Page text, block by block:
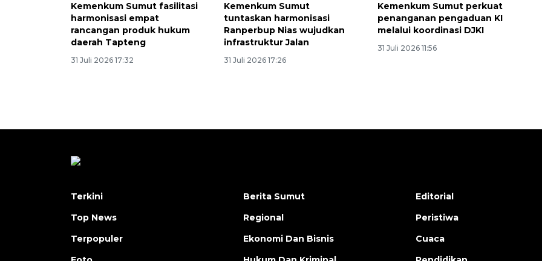
Kemenkum Sumut fasilitasi
harmonisasi empat
rancangan produk hukum
daerah Tapteng
31 Juli 2026 17:32
Kemenkum Sumut
tuntaskan harmonisasi
Ranperbup Nias wujudkan
infrastruktur Jalan
31 Juli 2026 17:26
Kemenkum Sumut perkuat
penanganan pengaduan KI
melalui koordinasi DJKI
31 Juli 2026 11:56
Terkini
Top News
Terpopuler
Berita Sumut
Regional
Ekonomi Dan Bisnis
Editorial
Peristiwa
Cuaca